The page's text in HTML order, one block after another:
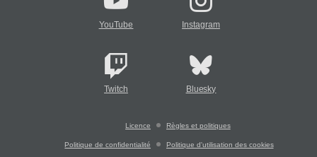
YouTube Instagram
Twitch Bluesky
Licence Règles et politiques
Politique de confidentialité Politique d'utilisation des cookies